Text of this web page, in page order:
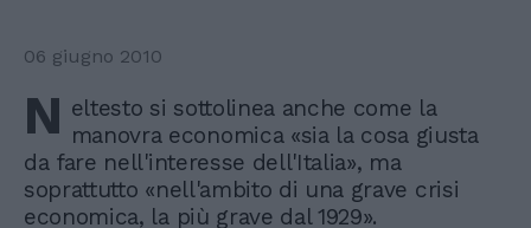
06 giugno 2010
N eltesto si sottolinea anche come la
manovra economica «sia la cosa giusta
da fare nell'interesse dell'Italia», ma
soprattutto «nell'ambito di una grave crisi
economica, la più grave dal 1929».